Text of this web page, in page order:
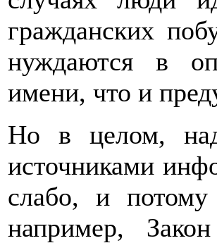
гражданских
нуждаются в
имени, что и
Но в целом,
источниками
слабо, и потому
например,